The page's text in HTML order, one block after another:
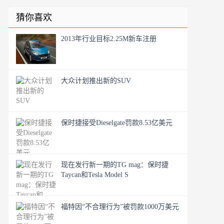
猜你喜欢
2013年行业目标2.25M新车注册
大众计划推出新的SUV
保时捷接受Dieselgate罚款8.53亿美元
现在发行新一期的TG mag：保时捷
Taycan和Tesla Model S
福特因“不合理行为”被罚款1000万美元